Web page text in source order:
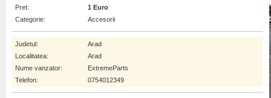
Pret:
1 Euro
Categorie:
Accesorii
Judetul:
Arad
Localitatea:
Arad
Nume vanzator:
ExtremeParts
Telefon:
0754012349